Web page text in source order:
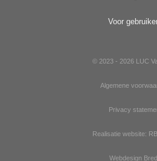
Voor
© 2023 - 2026 LUC
Algemene
Privacy
Realisatie website:
Webdesign